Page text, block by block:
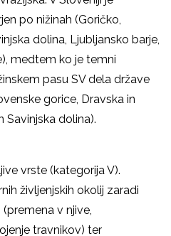
po nižinah (Goričko,
dolina, Ljubljansko barje,
medtem ko je temni
pasu SV dela države
gorice, Dravska in
Savinjska dolina).
vrste (kategorija V).
življenjskih okolij zaradi
v njive,
travnikov) ter